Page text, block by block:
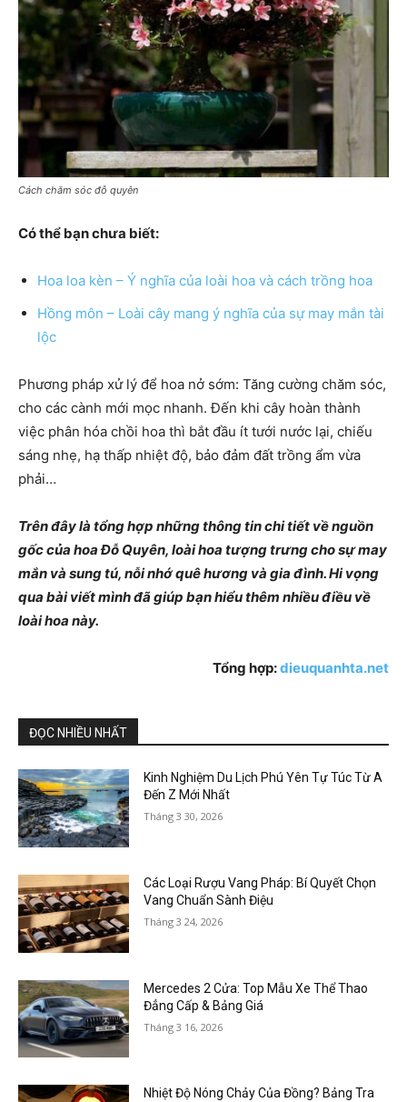
Cách chăm sóc đỗ quyên
Có thể bạn chưa biết:
Hoa loa kèn – Ý nghĩa của loài hoa và cách trồng hoa
Hồng môn – Loài cây mang ý nghĩa của sự may mắn tài
lộc
Phương pháp xử lý để hoa nở sớm: Tăng cường chăm sóc,
cho các cành mới mọc nhanh. Đến khi cây hoàn thành
việc phân hóa chồi hoa thì bắt đầu ít tưới nước lại, chiếu
sáng nhẹ, hạ thấp nhiệt độ, bảo đảm đất trồng ẩm vừa
phải…
Trên đây là tổng hợp những thông tin chi tiết về nguồn
gốc của hoa Đỗ Quyên, loài hoa tượng trưng cho sự may
mắn và sung tú, nỗi nhớ quê hương và gia đình. Hi vọng
qua bài viết mình đã giúp bạn hiểu thêm nhiều điều về
loài hoa này.
Tổng hợp:dieuquanhta.net
ĐỌC NHIỀU NHẤT
Kinh Nghiệm Du Lịch Phú Yên Tự Túc Từ A
Đến Z Mới Nhất
Tháng 3 30, 2026
Các Loại Rượu Vang Pháp: Bí Quyết Chọn
Vang Chuẩn Sành Điệu
Tháng 3 24, 2026
Mercedes 2 Cửa: Top Mẫu Xe Thể Thao
Đẳng Cấp & Bảng Giá
Tháng 3 16, 2026
Nhiệt Độ Nóng Chảy Của Đồng? Bảng Tra